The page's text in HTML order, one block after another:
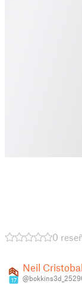
0
17
Neil Cristobal